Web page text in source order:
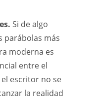
Si de algo
parábolas más
moderna es
entre el
escritor no se
la realidad